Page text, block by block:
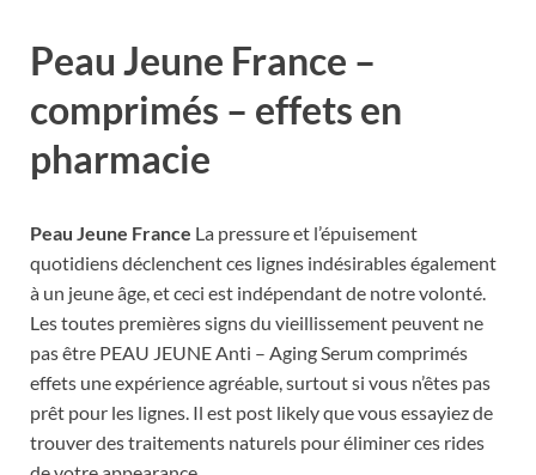
Peau Jeune France –
comprimés – effets en
pharmacie
Peau Jeune France La pressure et l’épuisement
quotidiens déclenchent ces lignes indésirables également
à un jeune âge, et ceci est indépendant de notre volonté.
Les toutes premières signs du vieillissement peuvent ne
pas être PEAU JEUNE Anti – Aging Serum comprimés
effets une expérience agréable, surtout si vous n’êtes pas
prêt pour les lignes. Il est post likely que vous essayiez de
trouver des traitements naturels pour éliminer ces rides